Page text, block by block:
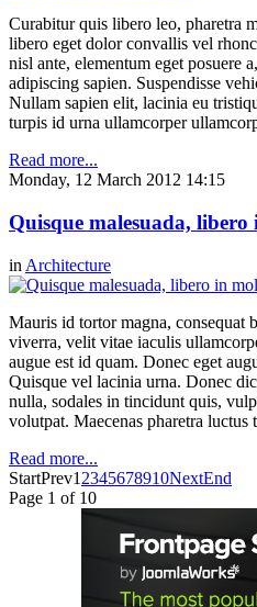
Curabitur quis libero leo, pharetra
libero eget dolor convallis vel
nisl ante, elementum eget posuere
adipiscing sapien. Suspendisse
Nullam sapien elit, lacinia eu
turpis id urna ullamcorper
Read more...
Monday, 12 March 2012 14:15
Quisque malesuada,
in Architecture
Mauris id tortor magna, consequat
viverra, velit vitae iaculis
augue est id quam. Donec eget
Quisque vel lacinia urna. Donec
nulla, sodales in tincidunt quis,
volutpat. Maecenas pharetra
Read more...
StartPrev1 2345678910NextEnd
Page 1 of 10